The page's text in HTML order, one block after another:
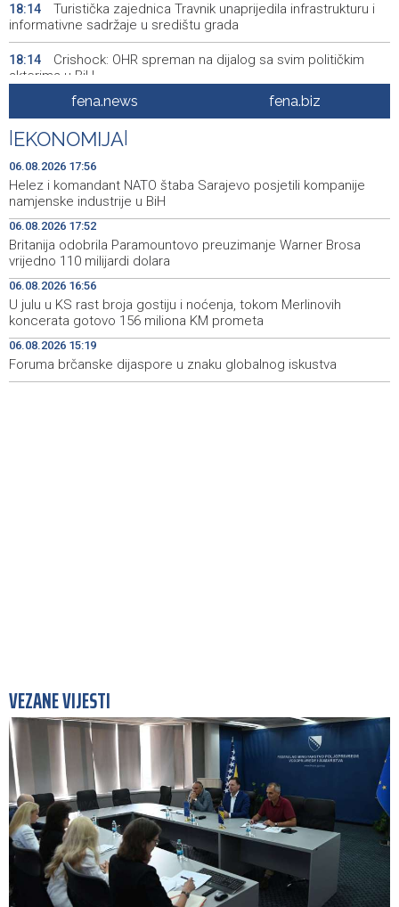
18:14
Turistička zajednica Travnik unaprijedila infrastrukturu i
informativne sadržaje u središtu grada
18:14
Crishock: OHR spreman na dijalog sa svim političkim
akterima u BiH
Soreca: Zahtjev za pristupanje SEPA-i važan korak BiH
na putu ka EU
17:56
Helez i komandant NATO štaba Sarajevo posjetili
kompanije namjenske industrije u BiH
17:52
Britanija odobrila Paramountovo preuzimanje Warner
Brosa vrijedno 110 milijardi dolara
17:50
MUP ZDK uskoro bi mogao dobiti elektronski pristup e-
Gruntu
17:10
Postignut dogovor o daljnjim koracima za rješavanje
statusa otpuštenih radnika Komunalnog
16:59 U Konjicu zabranjeno zalijevanje vrtova i javnih površina
fena.news fena.biz
EKONOMIJA
06.08.2026 17:56
Helez i komandant NATO štaba Sarajevo posjetili kompanije
namjenske industrije u BiH
06.08.2026 17:52
Britanija odobrila Paramountovo preuzimanje Warner Brosa
vrijedno 110 milijardi dolara
06.08.2026 16:56
U julu u KS rast broja gostiju i noćenja, tokom Merlinovih
koncerata gotovo 156 miliona KM prometa
06.08.2026 15:19
Foruma brčanske dijaspore u znaku globalnog iskustva
VEZANE VIJESTI